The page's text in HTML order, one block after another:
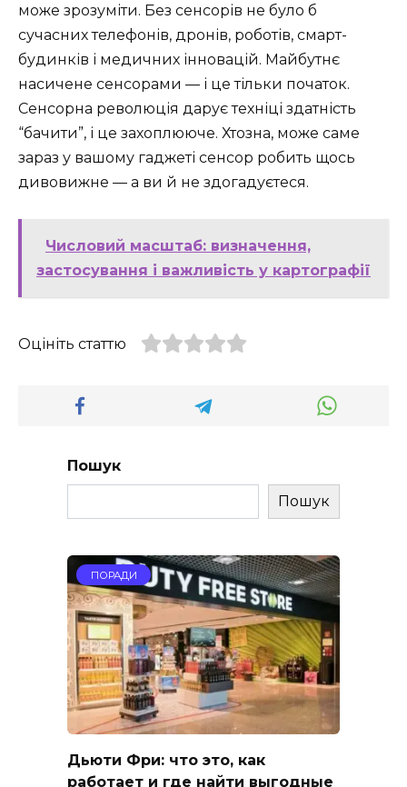
може зрозуміти. Без сенсорів не було б
сучасних телефонів, дронів, роботів, смарт-
будинків і медичних інновацій. Майбутнє
насичене сенсорами — і це тільки початок.
Сенсорна революція дарує техніці здатність
“бачити”, і це захоплююче. Хтозна, може саме
зараз у вашому гаджеті сенсор робить щось
дивовижне — а ви й не здогадуєтеся.
Числовий масштаб: визначення,
застосування і важливість у картографії
Оцініть статтю
Пошук
Пошук
ПОРАДИ
Дьюти Фри: что это, как
работает и где найти выгодные